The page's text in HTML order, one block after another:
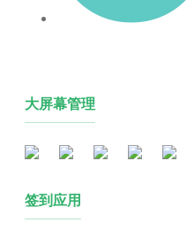
大屏幕管理
签到应用